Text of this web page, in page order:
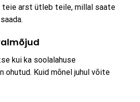
teie arst ütleb teile, millal saate
kui ka soolalahuse
Kuid mõnel juhul võite